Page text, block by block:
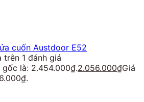
cuốn Austdoor E52
trên 1 đánh giá
gốc là: 2.454.000₫.2.056.000₫Giá